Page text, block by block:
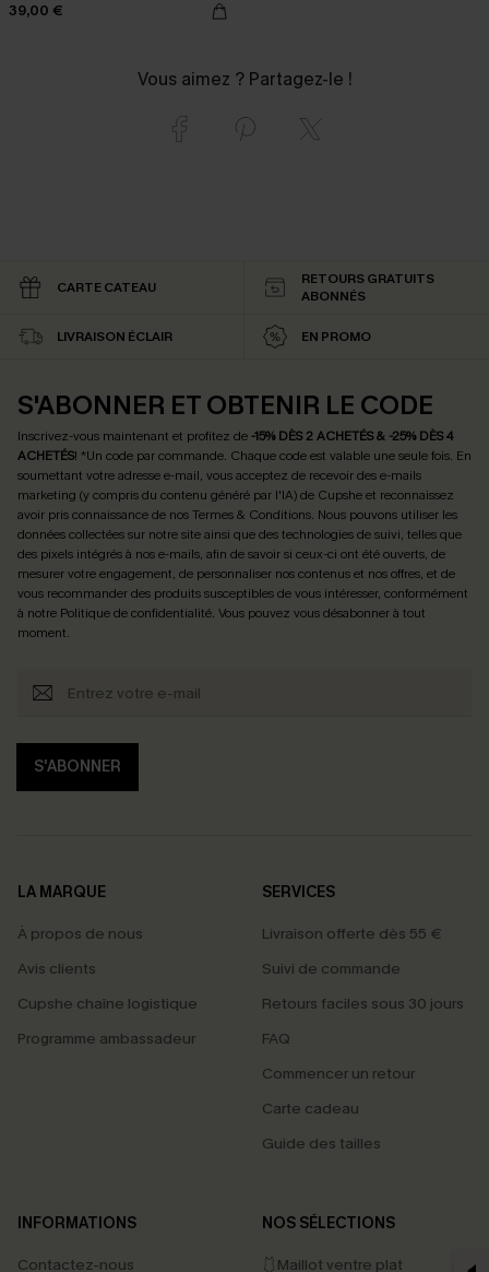
39,00 €
Vous aimez ? Partagez-le !
CARTE CATEAU
RETOURS GRATUITS
ABONNÉS
LIVRAISON ÉCLAIR EN PROMO
S'ABONNER ET OBTENIR LE CODE
Inscrivez-vous maintenant et profitez de -15% DÈS 2 ACHETÉS & -25% DÈS 4
ACHETÉS! *Un code par commande. Chaque code est valable une seule fois. En
soumettant votre adresse e-mail, vous acceptez de recevoir des e-mails
marketing (y compris du contenu généré par l'IA) de Cupshe et reconnaissez
avoir pris connaissance de nosTermes & Conditions. Nous pouvons utiliser les
données collectées sur notre site ainsi que des technologies de suivi, telles que
des pixels intégrés à nos e-mails, afin de savoir si ceux-ci ont été ouverts, de
mesurer votre engagement, de personnaliser nos contenus et nos offres, et de
vous recommander des produits susceptibles de vous intéresser, conformément
à notre Politique de confidentialité. Vous pouvez vous désabonner à tout
moment.
S'ABONNER
LA MARQUE
À propos de nous
Avis clients
Cupshe chaîne logistique
Programme ambassadeur
SERVICES
Livraison offerte dès 55 €
Suivi de commande
Retours faciles sous 30 jours
FAQ
Commencer un retour
Carte cadeau
Guide des tailles
INFORMATIONS
Contactez-nous
NOS SÉLECTIONS
🩱Maillot ventre plat
PROFITEZ DE -15%
-15% dès 2 Achetés par E-mail